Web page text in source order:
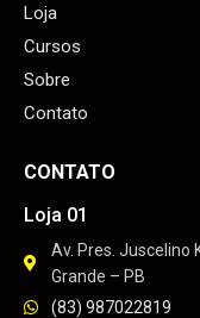
Loja
Cursos
Sobre
Contato
CONTATO
Loja 01
Av. Pres. Juscelino
Grande – PB
(83) 987022819